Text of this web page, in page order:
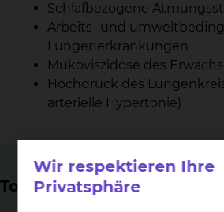
Schlafbezogene
Arbeits- und
Lungenerkrankungen
Mukoviszidose des
Hochdruck des
arterielle Hypertonie)
Top Themen
Wir respektieren Ihre
Privatsphäre